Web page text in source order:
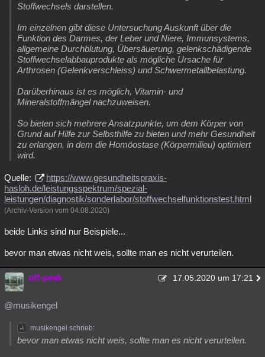
Stoffwechsels darstellen.
Im einzelnen gibt diese Untersuchung Auskunft über die
Funktion des Darmes, der Leber und Niere, Immunsystems,
allgemeine Durchblutung, Übersäuerung, gelenkschädigende
Stoffwechselabbauprodukte als mögliche Ursache für
Arthrosen (Gelenkverschleiss) und Schwermetallbelastung.
Darüberhinaus ist es möglich, Vitamin- und
Mineralstoffmängel nachzuweisen.
So bieten sich mehrere Ansatzpunkte, um dem Körper von
Grund auf Hilfe zur Selbsthilfe zu bieten und mehr Gesundheit
zu erlangen, in dem die Homöostase (Körpermilieu) optimiert
wird.
Quelle:
https://www.gesundheitspraxis-
hasloh.de/leistungsspektrum/spezial-
leistungen/diagnostik/sonderlabor/stoffwechselfunktionstest.html
(Archiv-Version vom 04.08.2020)
beide Links sind nur Beispiele...
bevor man etwas nicht weis, sollte man es nicht verurteilen.
off-peak 17.05.2020 um 17:21
@musikengel
musikengel schrieb:
bevor man etwas nicht weis, sollte man es nicht verurteilen.